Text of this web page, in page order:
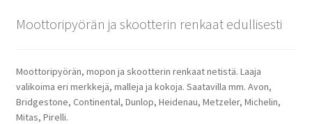
Moottoripyörän ja skootterin renkaat edullisesti
Moottoripyörän, mopon ja skootterin renkaat netistä. Laaja
valikoima eri merkkejä, malleja ja kokoja. Saatavilla mm. Avon,
Bridgestone, Continental, Dunlop, Heidenau, Metzeler, Michelin,
Mitas, Pirelli.